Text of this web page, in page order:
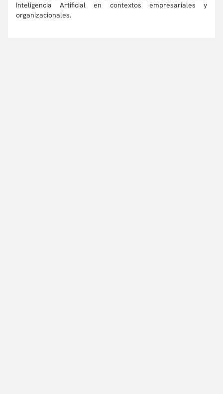
Inteligencia Artificial en contextos empresariales y
organizacionales.